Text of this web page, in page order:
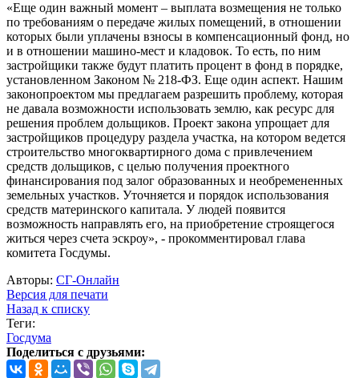
«Еще один важный момент – выплата возмещения не только
по требованиям о передаче жилых помещений, в отношении
которых были уплачены взносы в компенсационный фонд, но
и в отношении машино-мест и кладовок. То есть, по ним
застройщики также будут платить процент в фонд в порядке,
установленном Законом № 218-ФЗ. Еще один аспект. Нашим
законопроектом мы предлагаем разрешить проблему, которая
не давала возможности использовать землю, как ресурс для
решения проблем дольщиков. Проект закона упрощает для
застройщиков процедуру раздела участка, на котором ведется
строительство многоквартирного дома с привлечением
средств дольщиков, с целью получения проектного
финансирования под залог образованных и необремененных
земельных участков. Уточняется и порядок использования
средств материнского капитала. У людей появится
возможность направлять его, на приобретение строящегося
житься через счета эскроу», - прокомментировал глава
комитета Госдумы.
Авторы: СГ-Онлайн
Версия для печати
Назад к списку
Теги:
Госдума
Поделиться с друзьями: